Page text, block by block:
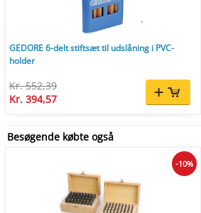
GEDORE 6-delt stiftsæt til udslåning i PVC-
holder
Kr. 552,39
Kr. 394,57
Besøgende købte også
-10%